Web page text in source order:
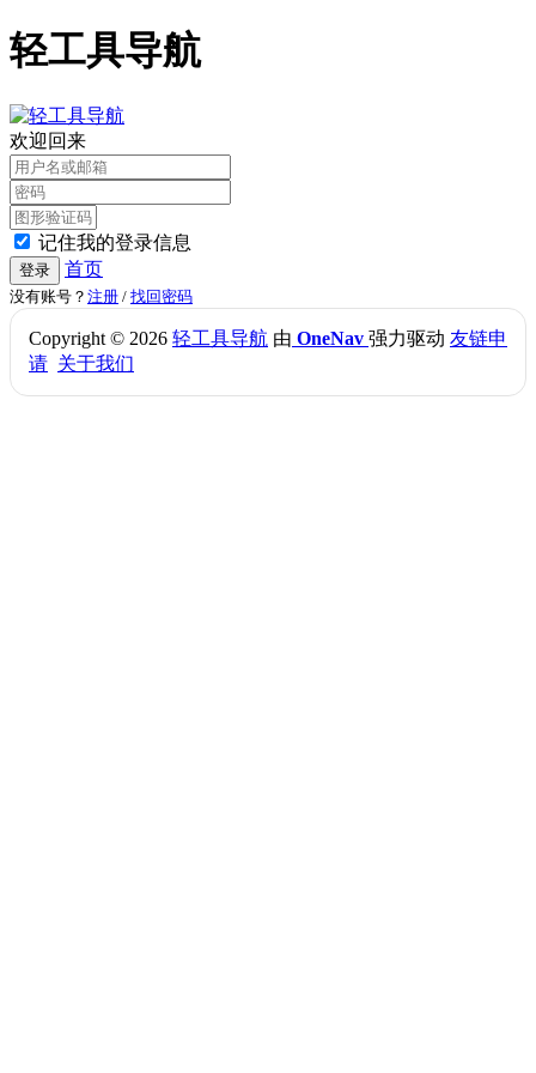
轻工具导航
欢迎回来
记住我的登录信息
登录 首页
没有账号？ 注册 / 找回密码
Copyright © 2026 轻工具导航 由 OneNav 强力驱动 友链申
请 关于我们